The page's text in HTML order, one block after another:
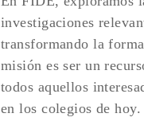
investigaciones
transformando la
misión es ser un
todos aquellos
en los colegios de hoy.